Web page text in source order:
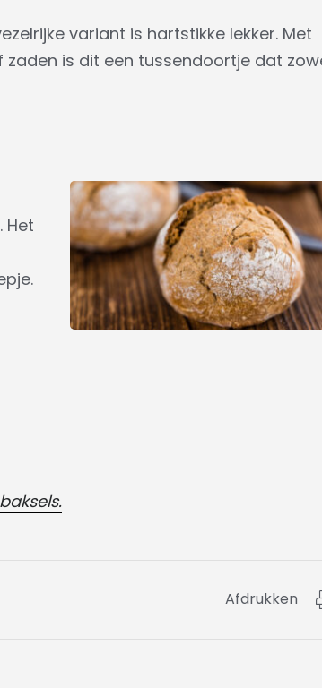
variant is hartstikke lekker. Met
is dit een tussendoortje dat
Het
Afdrukken